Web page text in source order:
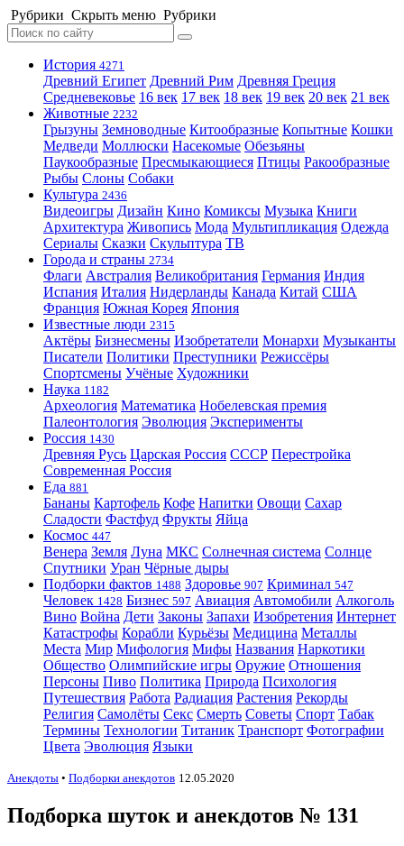
Рубрики Скрыть меню Рубрики
История 4271
Древний Египет Древний Рим Древняя Греция
Средневековье 16 век 17 век 18 век 19 век 20 век 21 век
Животные 2232
Грызуны Земноводные Китообразные Копытные Кошки
Медведи Моллюски Насекомые Обезьяны
Паукообразные Пресмыкающиеся Птицы Ракообразные
Рыбы Слоны Собаки
Культура 2436
Видеоигры Дизайн Кино Комиксы Музыка Книги
Архитектура Живопись Мода Мультипликация Одежда
Сериалы Сказки Скульптура ТВ
Города и страны 2734
Флаги Австралия Великобритания Германия Индия
Испания Италия Нидерланды Канада Китай США
Франция Южная Корея Япония
Известные люди 2315
Актёры Бизнесмены Изобретатели Монархи Музыканты
Писатели Политики Преступники Режиссёры
Спортсмены Учёные Художники
Наука 1182
Археология Математика Нобелевская премия
Палеонтология Эволюция Эксперименты
Россия 1430
Древняя Русь Царская Россия СССР Перестройка
Современная Россия
Еда 881
Бананы Картофель Кофе Напитки Овощи Сахар
Сладости Фастфуд Фрукты Яйца
Космос 447
Венера Земля Луна МКС Солнечная система Солнце
Спутники Уран Чёрные дыры
Подборки фактов 1488 Здоровье 907 Криминал 547
Человек 1428 Бизнес 597 Авиация Автомобили Алкоголь
Вино Война Дети Законы Запахи Изобретения Интернет
Катастрофы Корабли Курьёзы Медицина Металлы
Места Мир Мифология Мифы Названия Наркотики
Общество Олимпийские игры Оружие Отношения
Персоны Пиво Политика Природа Психология
Путешествия Работа Радиация Растения Рекорды
Религия Самолёты Секс Смерть Советы Спорт Табак
Термины Технологии Титаник Транспорт Фотографии
Цвета Эволюция Языки
Анекдоты • Подборки анекдотов 12.05.2020
Подборка шуток и анекдотов № 131